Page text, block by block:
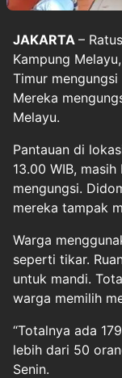
JAKARTA –
Kampung
Timur
Mereka
Melayu.
Pantauan di
13.00 WIB,
mengungsi.
mereka tampak
Warga
seperti tikar.
untuk mandi.
warga memilih
“Totalnya ada
lebih dari 50
Senin.